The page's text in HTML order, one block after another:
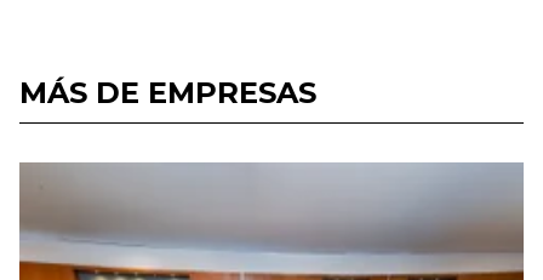
MÁS DE EMPRESAS